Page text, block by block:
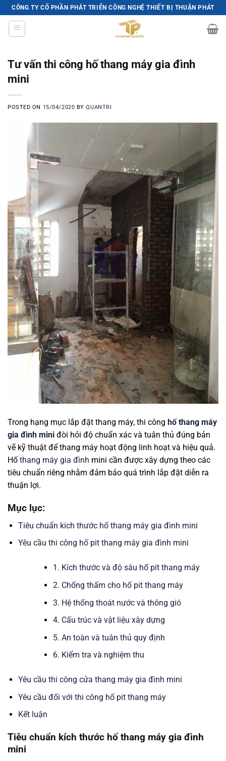
Skip
to
content
CÔNG TY CỔ PHẦN PHÁT TRIỂN CÔNG NGHỆ THIẾT BỊ THUẬN PHÁT
Tư vấn thi công hố thang máy gia đình
mini
POSTED ON 15/04/2020 BYQUANTRI
Trong hạng mục lắp đặt thang máy, thi công hố thang máy
gia đình mini đòi hỏi độ chuẩn xác và tuân thủ đúng bản
vẽ kỹ thuật để thang máy hoạt động linh hoạt và hiệu quả.
Hố thang máy gia đình mini cần được xây dựng theo các
tiêu chuẩn riêng nhằm đảm bảo quá trình lắp đặt diễn ra
thuận lợi.
Mục lục:
Tiêu chuẩn kích thước hố thang máy gia đình mini
Yêu cầu thi công hố pit thang máy gia đình mini
1. Kích thước và độ sâu hố pit thang máy
2. Chống thấm cho hố pit thang máy
3. Hệ thống thoát nước và thông gió
4. Cấu trúc và vật liệu xây dựng
5. An toàn và tuân thủ quy định
6. Kiểm tra và nghiệm thu
Yêu cầu thi công cửa thang máy gia đình mini
Yêu cầu đối với thi công hố pit thang máy
Kết luận
Tiêu chuẩn kích thước hố thang máy gia đình
mini